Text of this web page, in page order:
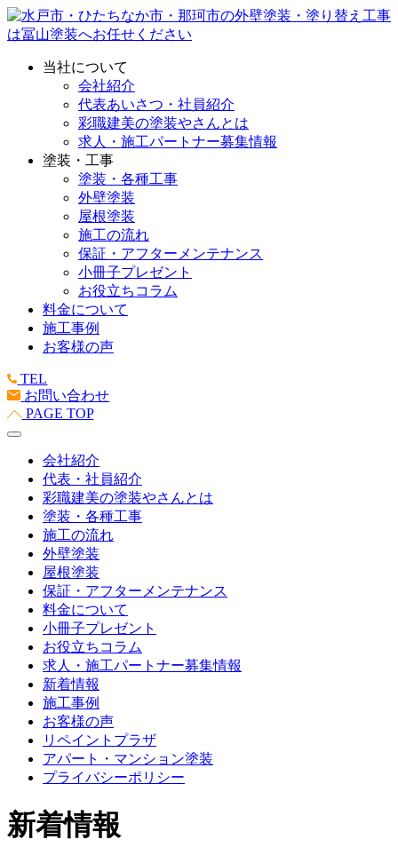
当社について
会社紹介
代表あいさつ・社員紹介
彩職建美の塗装やさんとは
求人・施工パートナー募集情報
塗装・工事
塗装・各種工事
外壁塗装
屋根塗装
施工の流れ
保証・アフターメンテナンス
小冊子プレゼント
お役立ちコラム
料金について
施工事例
お客様の声
TEL
お問い合わせ
PAGE TOP
会社紹介
代表・社員紹介
彩職建美の塗装やさんとは
塗装・各種工事
施工の流れ
外壁塗装
屋根塗装
保証・アフターメンテナンス
料金について
小冊子プレゼント
お役立ちコラム
求人・施工パートナー募集情報
新着情報
施工事例
お客様の声
リペイントプラザ
アパート・マンション塗装
プライバシーポリシー
新着情報